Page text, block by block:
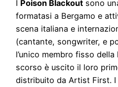
I Poison Blackout sono
formatasi a Bergamo e
scena italiana e
(cantante, songwriter, e
l’unico membro fisso
scorso è uscito il loro
distribuito da Artist First. I